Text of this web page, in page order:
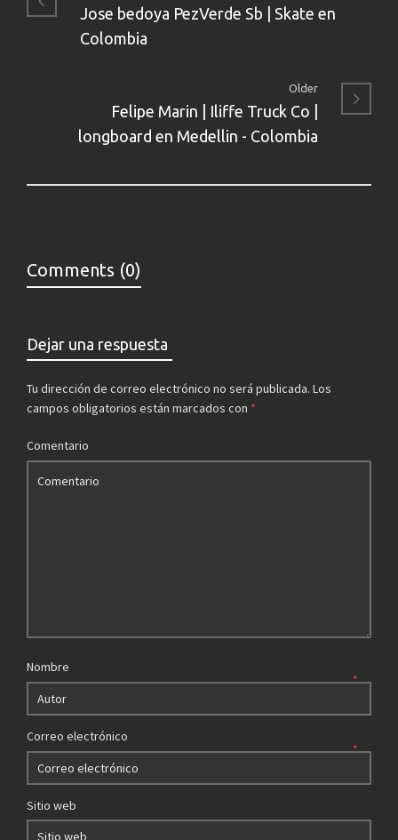
Jose bedoya PezVerde Sb | Skate en
Colombia
Older
Felipe Marin | Iliffe Truck Co |
longboard en Medellin - Colombia
Comments (0)
Dejar una respuesta
Tu dirección de correo electrónico no será publicada. Los
campos obligatorios están marcados con *
Comentario
Nombre
*
Correo electrónico
*
Sitio web